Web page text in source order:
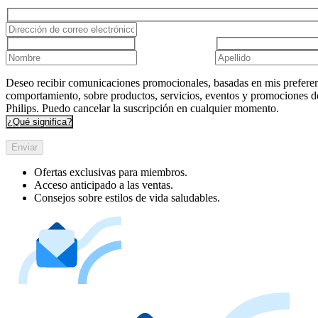
Deseo recibir comunicaciones promocionales, basadas en mis
comportamiento, sobre productos, servicios, eventos y promociones
Philips. Puedo cancelar la suscripción en cualquier momento.
¿Qué significa?
Enviar
Ofertas exclusivas para miembros.
Acceso anticipado a las ventas.
Consejos sobre estilos de vida saludables.